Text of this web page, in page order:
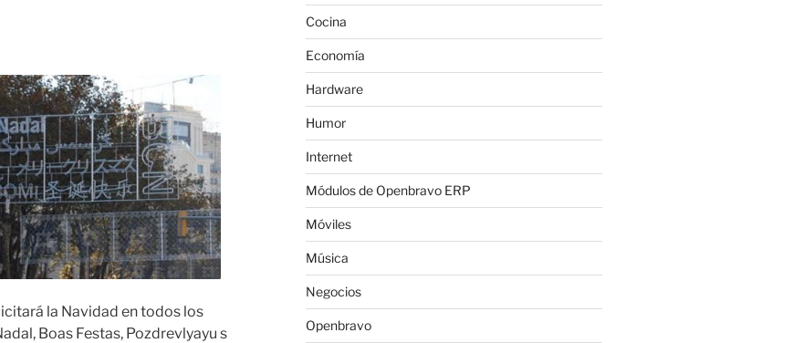
la Navidad en todos los
Boas Festas, Pozdrevlyayu s
Cocina
Economía
Hardware
Humor
Internet
Módulos de Openbravo ERP
Móviles
Música
Negocios
Openbravo